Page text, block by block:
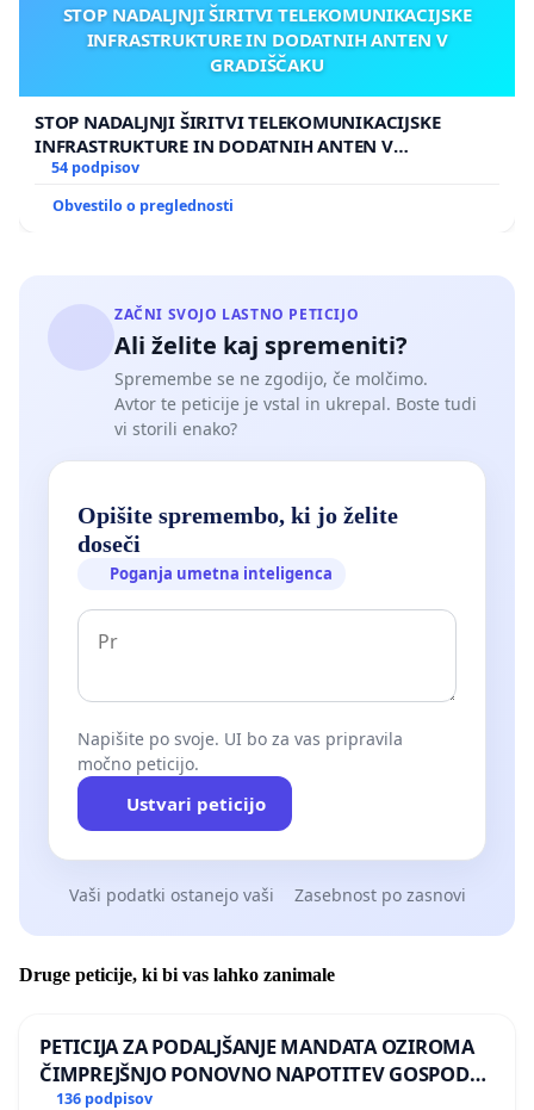
STOP NADALJNJI ŠIRITVI TELEKOMUNIKACIJSKE
INFRASTRUKTURE IN DODATNIH ANTEN V
GRADIŠČAKU
STOP NADALJNJI ŠIRITVI TELEKOMUNIKACIJSKE
INFRASTRUKTURE IN DODATNIH ANTEN V
GRADIŠČAKU
54 podpisov
Obvestilo o preglednosti
ZAČNI SVOJO LASTNO PETICIJO
Ali želite kaj spremeniti?
Spremembe se ne zgodijo, če molčimo.
Avtor te peticije je vstal in ukrepal. Boste tudi
vi storili enako?
Opišite spremembo, ki jo želite
doseči
Poganja umetna inteligenca
Napišite po svoje. UI bo za vas pripravila
močno peticijo.
Ustvari peticijo
Vaši podatki ostanejo vaši Zasebnost po zasnovi
Druge peticije, ki bi vas lahko zanimale
PETICIJA ZA PODALJŠANJE MANDATA OZIROMA
ČIMPREJŠNJO PONOVNO NAPOTITEV GOSPODA
BERNARDA ŠRAJNERJA NA VELEPOSLANIŠTVO
136 podpisov